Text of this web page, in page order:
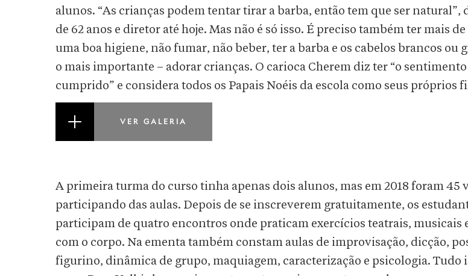
alunos. “As crianças podem tentar tirar a barba, então tem que ser natural”,
de 62 anos e diretor até hoje. Mas não é só isso. É preciso também ter mais de
uma boa higiene, não fumar, não beber, ter a barba e os cabelos brancos ou
o mais importante – adorar crianças. O carioca Cherem diz ter “o
cumprido” e considera todos os Papais Noéis da escola como seus próprios
VER GALERIA
A primeira turma do curso tinha apenas dois alunos, mas em 2018 foram 45
participando das aulas. Depois de se inscreverem gratuitamente, os
participam de quatro encontros onde praticam exercícios teatrais, musicais
com o corpo. Na ementa também constam aulas de improvisação, dicção,
figurino, dinâmica de grupo, maquiagem, caracterização e psicologia. Tudo